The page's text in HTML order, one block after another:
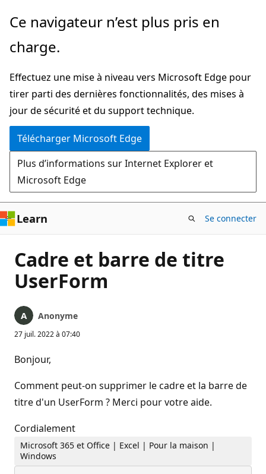
Passer
directement
au
principal
Ce navigateur n’est plus pris en
charge.
Effectuez une mise à niveau vers Microsoft Edge pour
tirer parti des dernières fonctionnalités, des mises à
jour de sécurité et du support technique.
Télécharger Microsoft Edge
Plus d’informations sur Internet Explorer et
Microsoft Edge
Learn Se connecter
Cadre et barre de titre
UserForm
Anonyme
27 juil. 2022 à 07:40
Bonjour,
Comment peut-on supprimer le cadre et la barre de
titre d'un UserForm ? Merci pour votre aide.
Cordialement
Microsoft 365 et Office | Excel | Pour la maison |
Windows